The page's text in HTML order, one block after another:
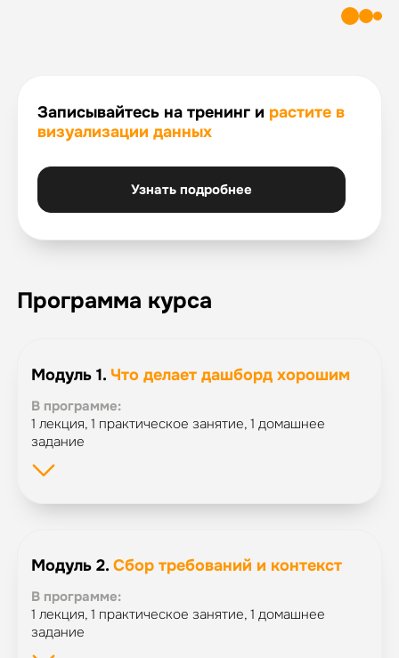
Записывайтесь на тренинг и растите в
визуализации данных
Узнать подробнее
Программа курса
Модуль 1. Что делает дашборд хорошим
В программе:
1 лекция, 1 практическое занятие, 1 домашнее
задание
Модуль 2. Сбор требований и контекст
В программе:
1 лекция, 1 практическое занятие, 1 домашнее
задание